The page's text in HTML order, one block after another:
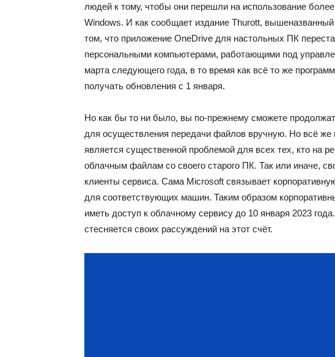
людей к тому, чтобы они перешли на использование
Windows. И как сообщает издание Thurott, вышеназванный
том, что приложение OneDrive для настольных ПК
персональными компьютерами, работающими под
марта следующего года, в то время как всё то же
получать обновления с 1 января.
Но как бы то ни было, вы по-прежнему сможете
для осуществления передачи файлов вручную. Но всё же
является существенной проблемой для всех тех, кто на
облачным файлам со своего старого ПК. Так или иначе,
клиенты сервиса. Сама Microsoft связывает
для соответствующих машин. Таким образом
иметь доступ к облачному сервису до 10 января 2023
стесняется своих рассуждений на этот счёт.